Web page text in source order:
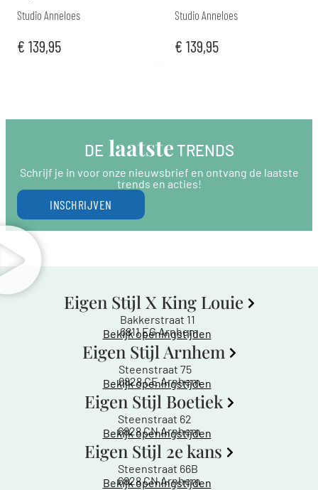
Studio Anneloes
€ 139,95
Studio Anneloes
€ 139,95
DE laatste TRENDS
Schrijf je in voor onze nieuwsbrief en ontvang de laatste
trends en acties!
INSCHRIJVEN
Eigen Stijl X King Louie
Bakkerstraat 11
6811 EG Arnhem
Bekijk openingstijden
Eigen Stijl Arnhem
Steenstraat 75
6828 CE Arnhem
Bekijk openingstijden
Eigen Stijl Boetiek
Steenstraat 62
6828 CN Arnhem
Bekijk openingstijden
Eigen Stijl 2e kans
Steenstraat 66B
6828 CN Arnhem
Bekijk openingstijden